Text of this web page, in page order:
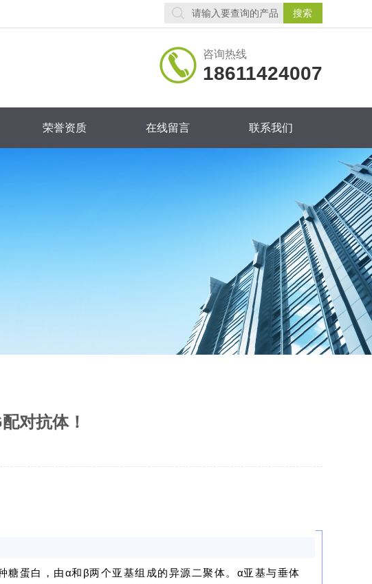
咨询热线
18611424007
荣誉资质 在线留言 联系我们
对抗体！
糖蛋白，由α和 β两个亚基组成的异源二聚体。 α亚基与垂体